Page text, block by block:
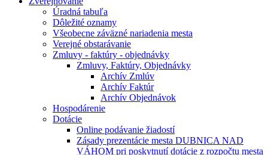
Úradná tabuľa
Dôležité oznamy
Všeobecne záväzné nariadenia mesta
Verejné obstarávanie
Zmluvy - faktúry - objednávky
Zmluvy, Faktúry, Objednávky
Archív Zmlúv
Archív Faktúr
Archív Objednávok
Hospodárenie
Dotácie
Online podávanie žiadostí
Zásady prezentácie mesta DUBNICA NAD
VÁHOM pri poskytnutí dotácie z rozpočtu mesta